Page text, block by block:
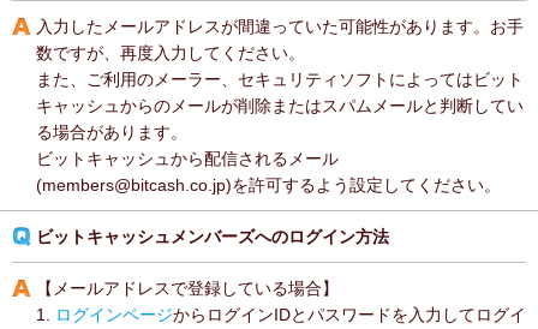
入力したメールアドレスが間違っていた可能性があります。お手
数ですが、再度入力してください。
また、ご利用のメーラー、セキュリティソフトによってはビット
キャッシュからのメールが削除またはスパムメールと判断してい
る場合があります。
ビットキャッシュから配信されるメール
(members@bitcash.co.jp)を許可するよう設定してください。
ビットキャッシュメンバーズへのログイン方法
【メールアドレスで登録している場合】
1.
ログインページからログインIDとパスワードを入力してログイ